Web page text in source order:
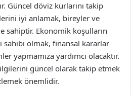
Güncel döviz kurlarını takip
iyi anlamak, bireyler ve
sahiptir. Ekonomik koşulların
sahibi olmak, finansal kararlar
yapmamıza yardımcı olacaktır.
güncel olarak takip etmek
önemlidir.